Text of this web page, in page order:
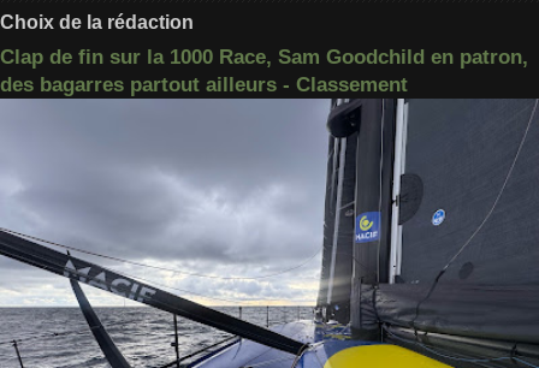
Choix de la rédaction
Clap de fin sur la 1000 Race, Sam Goodchild en patron,
des bagarres partout ailleurs - Classement